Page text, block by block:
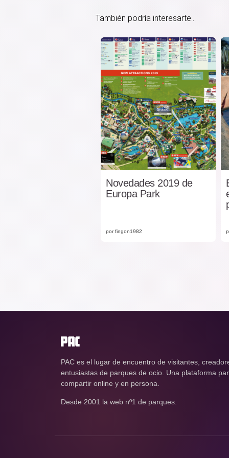
También podría interesarte...
Novedades 2019 de
Europa Park
por fingon1982
PAC es el lugar de encuentro de visitantes,
entusiastas de parques de ocio. Una plataforma
compartir online y en persona.
Desde 2001 la web nº1 de parques.